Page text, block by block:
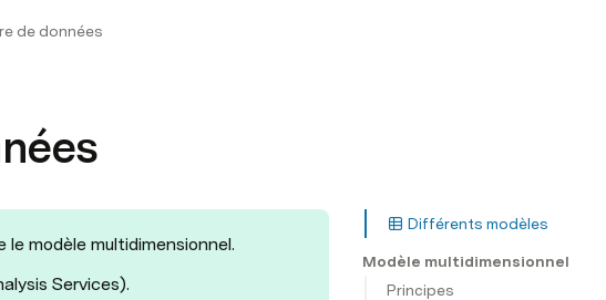
de données
le modèle multidimensionnel.
Services).
Différents modèles
Modèle multidimensionnel
Principes